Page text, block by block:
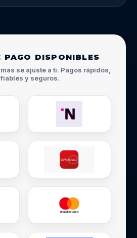
PAGO DISPONIBLES
se ajuste a ti. Pagos rápidos,
y seguros.